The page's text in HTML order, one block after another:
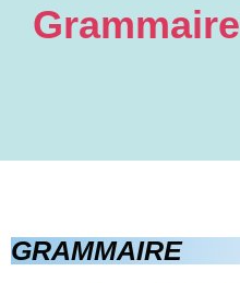
Grammaire
GRAMMAIRE